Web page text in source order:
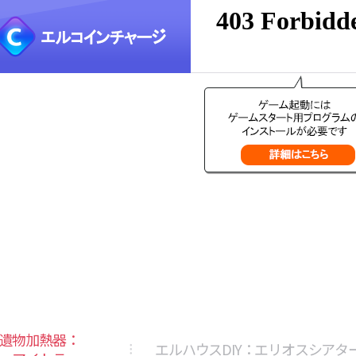
物加熱器：
エルハウスDIY：エリオスシアタ